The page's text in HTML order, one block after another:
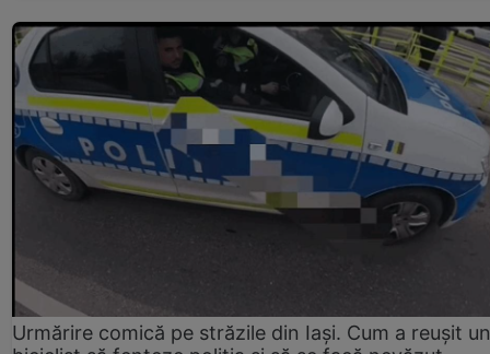
Urmărire comică pe străzile din Iași. Cum a reușit un